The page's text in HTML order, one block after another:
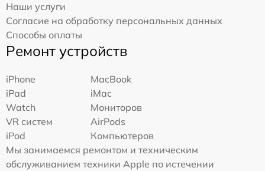
Наши услуги
Согласие на обработку персональных данных
Способы оплаты
Ремонт устройств
iPhone
MacBook
iPad
iMac
Watch
Мониторов
VR систем
AirPods
iPod
Компьютеров
Мы занимаемся ремонтом и техническим
обслуживанием техники Apple по истечении